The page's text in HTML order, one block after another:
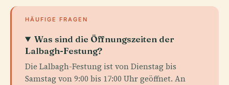
HÄUFIGE FRAGEN
Was sind die Öffnungszeiten der
Lalbagh-Festung?
Die Lalbagh-Festung ist von Dienstag bis
Samstag von 9:00 bis 17:00 Uhr geöffnet. An